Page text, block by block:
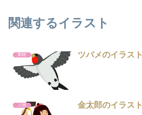
関連するイラスト
動物 ツバメのイラスト
人物 金太郎のイラスト